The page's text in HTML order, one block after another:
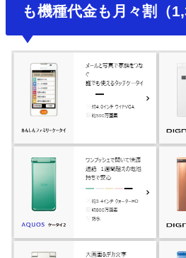
も機種代金も月々割（